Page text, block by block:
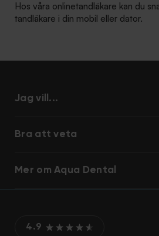
Hos våra onlinetandläkare kan du
tandläkare i din mobil eller dator.
Jag vill...
Bra att veta
Mer om Aqua Dental
4.9